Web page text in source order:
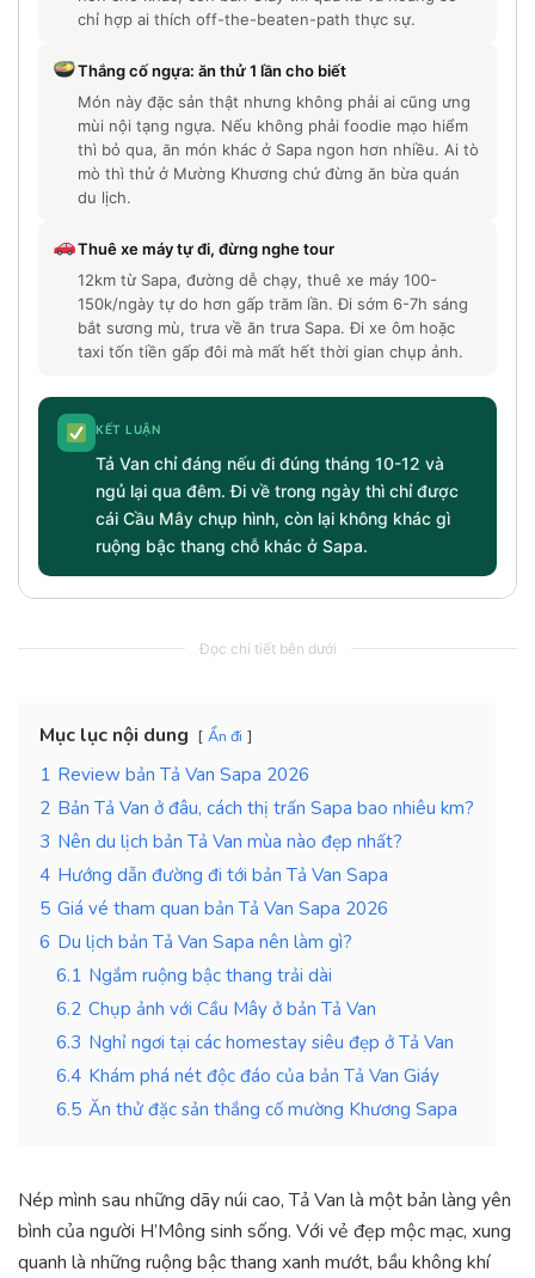
chỉ hợp ai thích off-the-beaten-path thực sự.
Thắng cố ngựa: ăn thử 1 lần cho biết
Món này đặc sản thật nhưng không phải ai cũng ưng
mùi nội tạng ngựa. Nếu không phải foodie mạo hiểm
thì bỏ qua, ăn món khác ở Sapa ngon hơn nhiều. Ai tò
mò thì thử ở Mường Khương chứ đừng ăn bừa quán
du lịch.
Thuê xe máy tự đi, đừng nghe tour
12km từ Sapa, đường dễ chạy, thuê xe máy 100-
150k/ngày tự do hơn gấp trăm lần. Đi sớm 6-7h sáng
bắt sương mù, trưa về ăn trưa Sapa. Đi xe ôm hoặc
taxi tốn tiền gấp đôi mà mất hết thời gian chụp ảnh.
KẾT LUẬN
Tả Van chỉ đáng nếu đi đúng tháng 10-12 và
ngủ lại qua đêm. Đi về trong ngày thì chỉ được
cái Cầu Mây chụp hình, còn lại không khác gì
ruộng bậc thang chỗ khác ở Sapa.
Đọc chi tiết bên dưới
Mục lục nội dung Ẩn đi
1 Review bản Tả Van Sapa 2026
2 Bản Tả Van ở đâu, cách thị trấn Sapa bao nhiêu km?
3 Nên du lịch bản Tả Van mùa nào đẹp nhất?
4 Hướng dẫn đường đi tới bản Tả Van Sapa
5 Giá vé tham quan bản Tả Van Sapa 2026
6 Du lịch bản Tả Van Sapa nên làm gì?
6.1 Ngắm ruộng bậc thang trải dài
6.2 Chụp ảnh với Cầu Mây ở bản Tả Van
6.3 Nghỉ ngơi tại các homestay siêu đẹp ở Tả Van
6.4 Khám phá nét độc đáo của bản Tả Van Giáy
6.5 Ăn thử đặc sản thắng cố mường Khương Sapa
Nép mình sau những dãy núi cao, Tả Van là một bản làng yên
bình của người H’Mông sinh sống. Với vẻ đẹp mộc mạc, xung
quanh là những ruộng bậc thang xanh mướt, bầu không khí